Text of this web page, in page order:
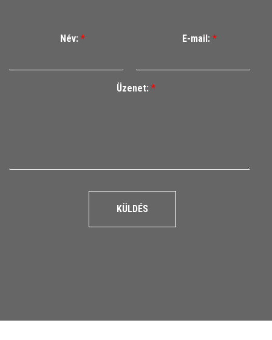
Név: * E-mail: *
Üzenet: *
KÜLDÉS